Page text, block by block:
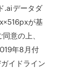
.aiデータダ
が基
意の上、
年8月付
イドライン